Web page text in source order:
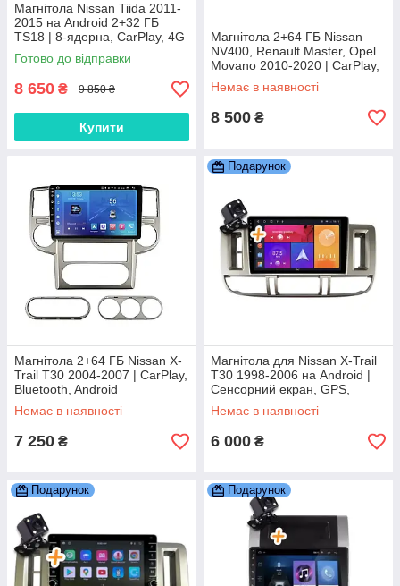
Магнітола Nissan Tiida 2011-
2015 на Android 2+32 ГБ
TS18 | 8-ядерна, CarPlay, 4G
Готово до відправки
8 650 ₴ 9 850 ₴
Купити
Магнітола 2+64 ГБ Nissan
NV400, Renault Master, Opel
Movano 2010-2020 | CarPlay,
Bluetooth, Android
Немає в наявності
8 500 ₴
Магнітола 2+64 ГБ Nissan X-
Trail T30 2004-2007 | CarPlay,
Bluetooth, Android
Немає в наявності
7 250 ₴
Подарунок
Магнітола для Nissan X-Trail
T30 1998-2006 на Android |
Сенсорний екран, GPS,
Bluetooth, камера заднього
виду
Немає в наявності
6 000 ₴
Подарунок Подарунок